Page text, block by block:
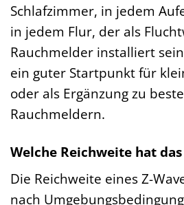
Schlafzimmer, in jedem
in jedem Flur, der als
Rauchmelder installiert
ein guter Startpunkt für
oder als Ergänzung zu
Rauchmeldern.
Welche Reichweite hat das
Die Reichweite eines Z-
nach